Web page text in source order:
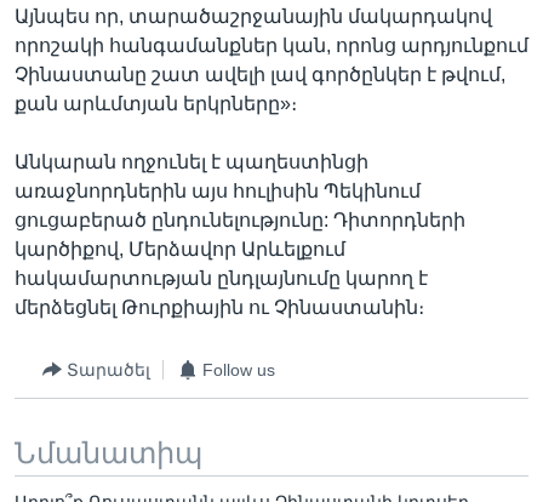
Այնպես որ, տարածաշրջանային մակարդակով
որոշակի հանգամանքներ կան, որոնց արդյունքում
Չինաստանը շատ ավելի լավ գործընկեր է թվում,
քան արևմտյան երկրները»։
Անկարան ողջունել է պաղեստինցի
առաջնորդներին այս հուլիսին Պեկինում
ցուցաբերած ընդունելությունը: Դիտորդների
կարծիքով, Մերձավոր Արևելքում
հակամարտության ընդլայնումը կարող է
մերձեցնել Թուրքիային ու Չինաստանին։
Տարածել Follow us
Նմանատիպ